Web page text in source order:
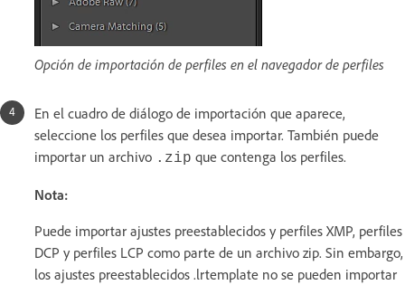
Opción de importación de perfiles en el navegador de perfiles
En el cuadro de diálogo de importación que aparece,
seleccione los perfiles que desea importar. También puede
importar un archivo .zip que contenga los perfiles.
Nota:
Puede importar ajustes preestablecidos y perfiles XMP, perfiles
DCP y perfiles LCP como parte de un archivo zip. Sin embargo,
los ajustes preestablecidos .lrtemplate no se pueden importar